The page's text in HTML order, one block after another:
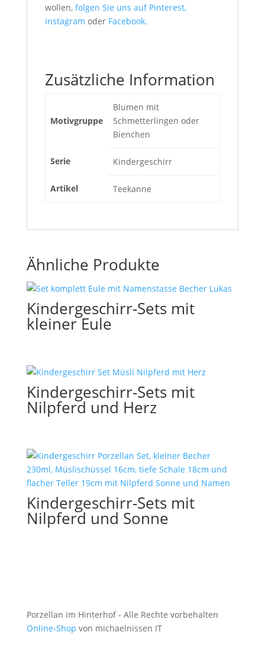
wollen,folgen Sie uns auf Pinterest,
Instagram oder Facebook.
Zusätzliche Information
Motivgruppe
Blumen mit
Schmetterlingen oder
Bienchen
Serie Kindergeschirr
Artikel Teekanne
Ähnliche Produkte
Kindergeschirr-Sets mit
kleiner Eule
Kindergeschirr-Sets mit
Nilpferd und Herz
Kindergeschirr-Sets mit
Nilpferd und Sonne
Porzellan im Hinterhof - Alle Rechte vorbehalten
Online-Shop von michaelnissen IT